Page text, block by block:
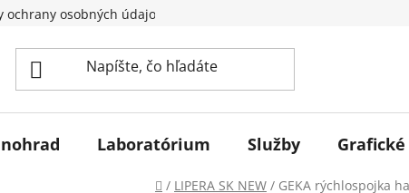
ochrany osobných údajov
Laboratórium Služby
Domov
/ LIPERA SK NEW / GEKA rýchlospojka